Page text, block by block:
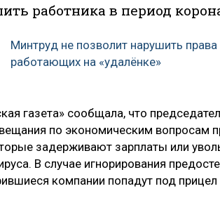
работника в период
Минтруд не позволит нарушить права
работающих на «удалёнке»
газета» сообщала, что
по экономическим вопросам
задерживают зарплаты или
В случае игнорирования
компании попадут под прицел